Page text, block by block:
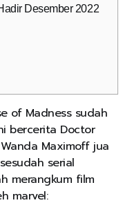
Desember 2022
of Madness sudah
bercerita Doctor
Maximoff jua
serial
merangkum film
marvel: